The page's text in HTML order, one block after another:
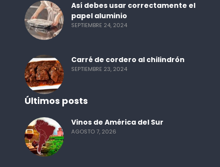
Así debes usar correctamente el
papel aluminio
SEPTIEMBRE 24, 2024
Carré de cordero al chilindrón
SEPTIEMBRE 23, 2024
Últimos posts
Vinos de América del Sur
AGOSTO 7, 2026